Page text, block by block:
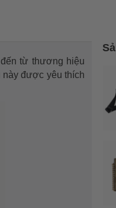
từ thương hiệu
này được yêu thích